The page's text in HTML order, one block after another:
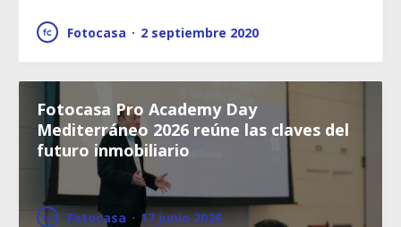
Fotocasa · 2 septiembre 2020
Fotocasa Pro Academy Day
Mediterráneo 2026 reúne las claves del
futuro inmobiliario
Fotocasa · 17 junio 2026